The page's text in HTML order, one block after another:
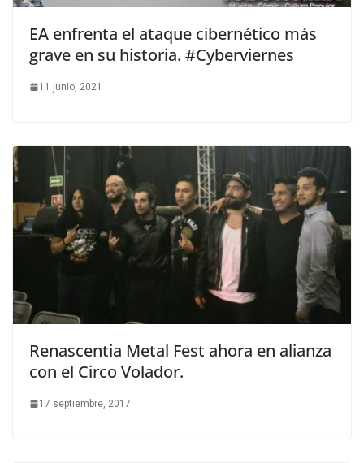
EA enfrenta el ataque cibernético más
grave en su historia. #Cyberviernes
11 junio, 2021
Renascentia Metal Fest ahora en alianza
con el Circo Volador.
17 septiembre, 2017